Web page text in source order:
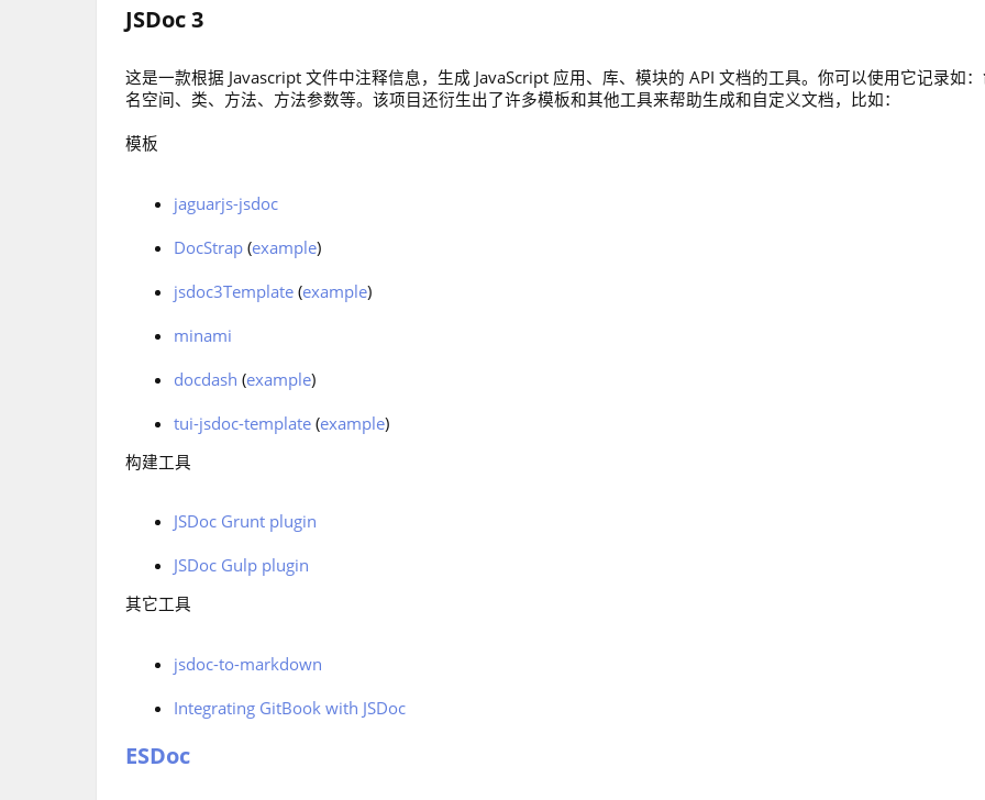
JSDoc 3
这是一款根据 Javascript 文件中注释信息，生成 JavaScript 应用、库、模块的 API 文档的工具。你可以使用它记录如
名空间、类、方法、方法参数等。该项目还衍生出了许多模板和其他工具来帮助生成和自定义文档，比如：
模板
jaguarjs-jsdoc
DocStrap (example)
jsdoc3Template (example)
minami
docdash (example)
tui-jsdoc-template (example)
构建工具
JSDoc Grunt plugin
JSDoc Gulp plugin
其它工具
jsdoc-to-markdown
Integrating GitBook with JSDoc
ESDoc